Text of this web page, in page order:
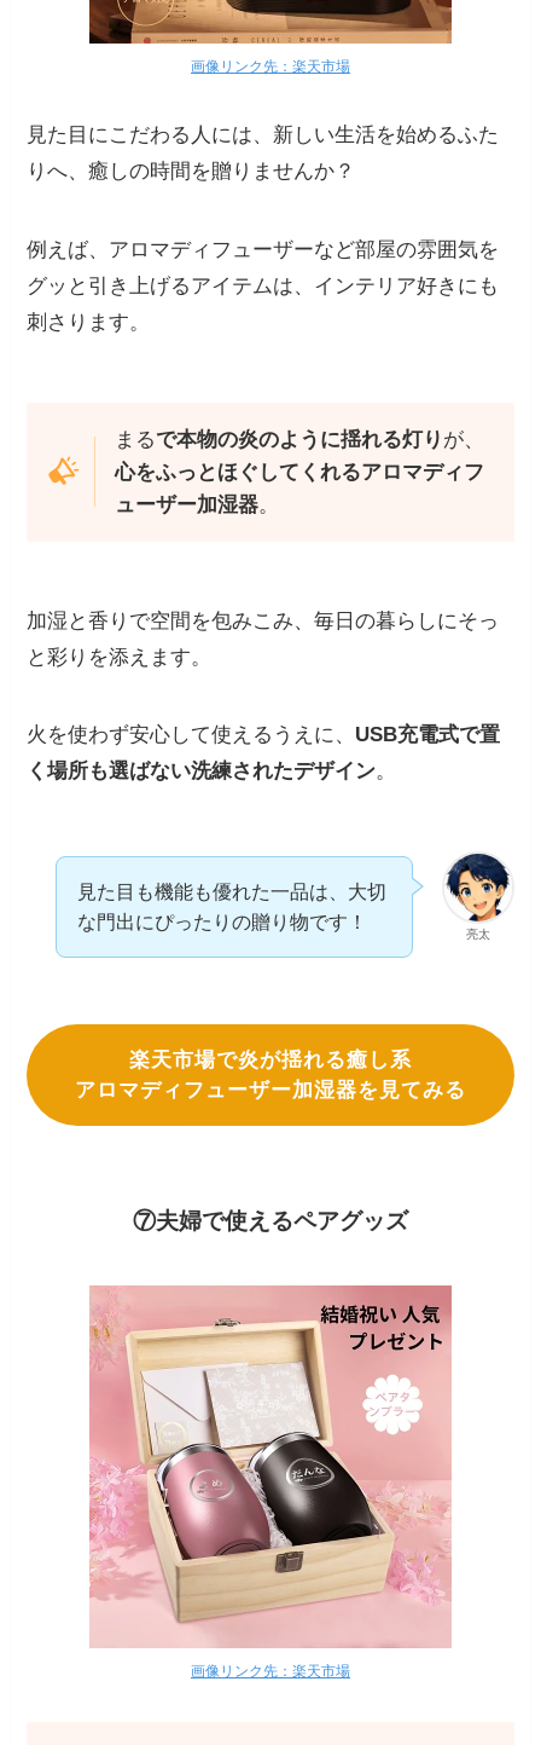
画像リンク先：楽天市場
見た目にこだわる人には、新しい生活を始めるふた
りへ、癒しの時間を贈りませんか？
例えば、アロマディフューザーなど部屋の雰囲気を
グッと引き上げるアイテムは、インテリア好きにも
刺さります。
まるで本物の炎のように揺れる灯り が、
心をふっとほぐしてくれるアロマディフ
ューザー加湿器。
加湿と香りで空間を包みこみ、毎日の暮らしにそっ
と彩りを添えます。
火を使わず安心して使えるうえに、 USB充電式で置
く場所も選ばない洗練されたデザイン。
亮太
見た目も機能も優れた一品は、大切
な門出にぴったりの贈り物です！
楽天市場で炎が揺れる癒し系
アロマディフューザー加湿器を見てみる
⑦夫婦で使えるペアグッズ
画像リンク先：楽天市場